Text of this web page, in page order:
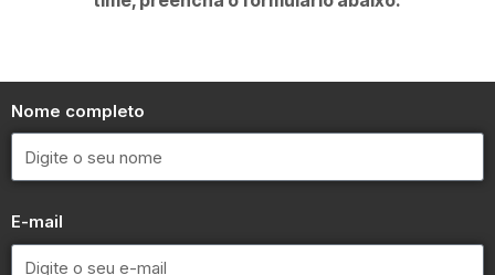
Nome completo
E-mail